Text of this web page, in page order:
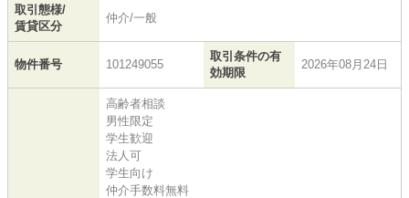
取引態様/
賃貸区分
仲介/一般
物件番号 101249055
取引条件の有
効期限
2026年08月24日
高齢者相談
男性限定
学生歓迎
法人可
学生向け
仲介手数料無料